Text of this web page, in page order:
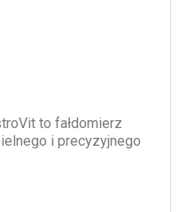
to fałdomierz
i precyzyjnego